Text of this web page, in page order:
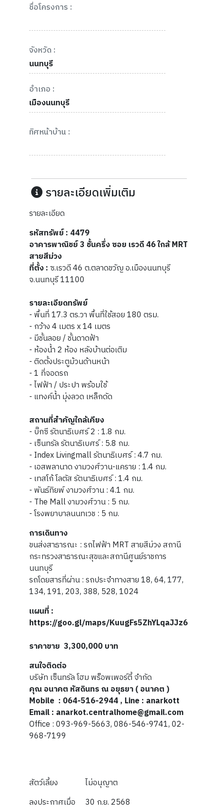
ชื่อโครงการ :
จังหวัด :
นนทบุรี
อำเภอ :
เมืองนนทบุรี
ทิศหน้าบ้าน :
รายละเอียดเพิ่มเติม
รายละเอียด
รหัสทรัพย์ : 4479
อาคารพาณิชย์ 3 ชั้นครึ่ง ซอย เรวดี 46 ใกล้ MRT
สายสีม่วง
ที่ตั้ง :ซ.เรวดี 46 ต.ตลาดขวัญ อ.เมืองนนทบุรี
จ.นนทบุรี 11100
รายละเอียดทรัพย์
- พื้นที่ 17.3 ตร.วา พื้นที่ใช้สอย 180 ตรม.
- กว้าง 4 เมตร x 14 เมตร
- มีชั้นลอย / ชั้นดาดฟ้า
- ห้องน้ำ 2 ห้อง หลังบ้านต่อเติม
- ติดตั้งประตูม้วนด้านหน้า
- 1 ที่จอดรถ
- ไฟฟ้า / ประปา พร้อมใช้
- แทงค์น้ำ มุ่งลวด เหล็กดัด
สถานที่สำคัญใกล้เคียง
- บิ๊กซี รัตนาธิเบศร์ 2 : 1.8 กม.
- เซ็นทรัล รัตนาธิเบศร์ : 5.8 กม.
- Index Livingmall รัตนาธิเบศร์ : 4.7 กม.
- เอสพลานาด งามวงศ์วาน-แคราย : 1.4 กม.
- เทสโก้ โลตัส รัตนาธิเบศร์ : 1.4 กม.
- พันธ์ทิยพ์ งามวงศ์วาน : 4.1 กม.
- The Mall งามวงศ์วาน : 5 กม.
- โรงพยาบาลนนทเวช : 5 กม.
การเดินทาง
ขนส่งสาธารณะ : รถไฟฟ้า MRT สายสีม่วง สถานี
กระทรวงสาธารณะสุขและสถานีศูนย์ราชการ
นนทบุรี
รถโดยสารที่ผ่าน : รถประจำทางสาย 18, 64, 177,
134, 191, 203, 388, 528, 1024
แผนที่ :
https://goo.gl/maps/KuugFs5ZhYLqaJJz6
ราคาขาย 3,300,000บาท
สนใจติดต่อ
บริษัท เซ็นทรัล โฮม พร็อพเพอร์ตี้ จำกัด
คุณ อนาคต หัสดินทร ณ อยุธยา ( อนาคต )
Mobile : 064-516-2944 , Line : anarkott
Email : anarkot.centralhome@gmail.com
Office : 093-969-5663, 086-546-9741, 02-
968-7199
สัตว์เลี้ยง
ไม่อนุญาต
ลงประกาศเมื่อ
30 ก.ย. 2568